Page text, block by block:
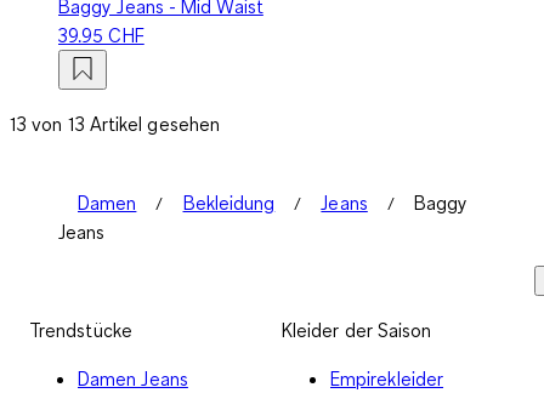
Baggy Jeans - Mid Waist
39.95 CHF
13 von 13 Artikel gesehen
Damen Bekleidung Jeans
Baggy
Jeans
Trendstücke
Damen Jeans
Kleider der Saison
Empirekleider